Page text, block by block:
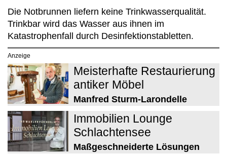
Die Notbrunnen liefern keine Trinkwasserqualität.
Trinkbar wird das Wasser aus ihnen im
Katastrophenfall durch Desinfektionstabletten.
Anzeige
Meisterhafte Restaurierung
antiker Möbel
Manfred Sturm-Larondelle
Immobilien Lounge
Schlachtensee
Maßgeschneiderte Lösungen